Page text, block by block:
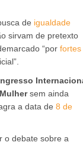
de igualdade
sirvam de pretexto
“por fortes
sem ainda
a data de 8 de
o debate sobre a